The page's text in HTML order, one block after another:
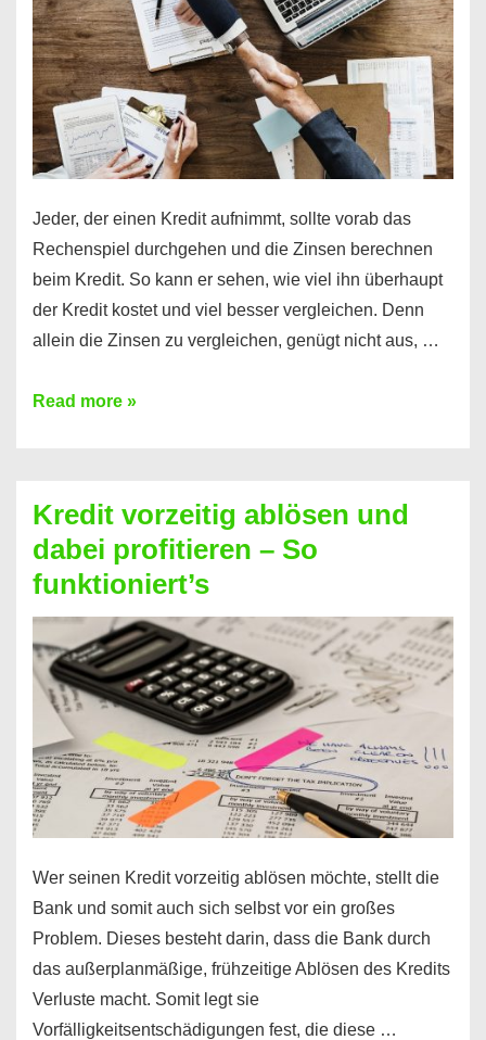
Jeder, der einen Kredit aufnimmt, sollte vorab das
Rechenspiel durchgehen und die Zinsen berechnen
beim Kredit. So kann er sehen, wie viel ihn überhaupt
der Kredit kostet und viel besser vergleichen. Denn
allein die Zinsen zu vergleichen, genügt nicht aus, …
Ganz
Kredit
berechnen
–
Mit
diesen
Regeln!
Read more »
Kredit vorzeitig ablösen und
dabei profitieren – So
funktioniert’s
Wer seinen Kredit vorzeitig ablösen möchte, stellt die
Bank und somit auch sich selbst vor ein großes
Problem. Dieses besteht darin, dass die Bank durch
das außerplanmäßige, frühzeitige Ablösen des Kredits
Verluste macht. Somit legt sie
Vorfälligkeitsentschädigungen fest, die diese …